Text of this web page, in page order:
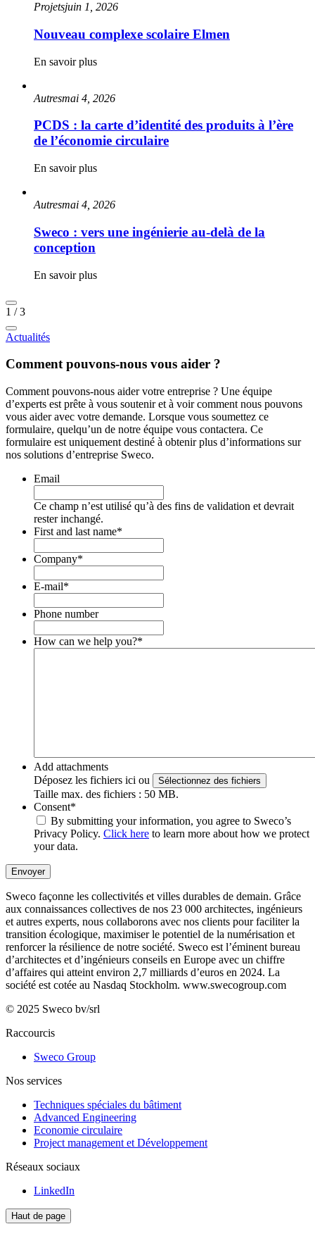
Projetsjuin 1, 2026
Nouveau complexe scolaire Elmen
En savoir plus
Autresmai 4, 2026
PCDS : la carte d’identité des produits à l’ère
de l’économie circulaire
En savoir plus
Autresmai 4, 2026
Sweco : vers une ingénierie au-delà de la
conception
En savoir plus
1 /3
Actualités
Comment pouvons-nous vous aider ?
Comment pouvons-nous aider votre entreprise ? Une équipe
d’experts est prête à vous soutenir et à voir comment nous pouvons
vous aider avec votre demande. Lorsque vous soumettez ce
formulaire, quelqu’un de notre équipe vous contactera. Ce
formulaire est uniquement destiné à obtenir plus d’informations sur
nos solutions d’entreprise Sweco.
Email
Ce champ n’est utilisé qu’à des fins de validation et devrait
rester inchangé.
First and last name*
Company*
E-mail*
Phone number
How can we help you?*
Add attachments
Déposez les fichiers ici ou
Sélectionnez des fichiers
Taille max. des fichiers : 50 MB.
Consent*
By submitting your information, you agree to Sweco’s
Privacy Policy. Click here to learn more about how we protect
your data.
Envoyer
Sweco façonne les collectivités et villes durables de demain. Grâce
aux connaissances collectives de nos 23 000 architectes, ingénieurs
et autres experts, nous collaborons avec nos clients pour faciliter la
transition écologique, maximiser le potentiel de la numérisation et
renforcer la résilience de notre société. Sweco est l’éminent bureau
d’architectes et d’ingénieurs conseils en Europe avec un chiffre
d’affaires qui atteint environ 2,7 milliards d’euros en 2024. La
société est cotée au Nasdaq Stockholm. www.swecogroup.com
© 2025 Sweco bv/srl
Raccourcis
Sweco Group
Nos services
Techniques spéciales du bâtiment
Advanced Engineering
Economie circulaire
Project management et Développement
Réseaux sociaux
LinkedIn
Haut de page